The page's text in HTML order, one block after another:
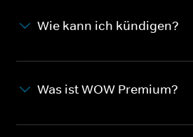
Wie kann ich kündigen?
Was ist WOW Premium?